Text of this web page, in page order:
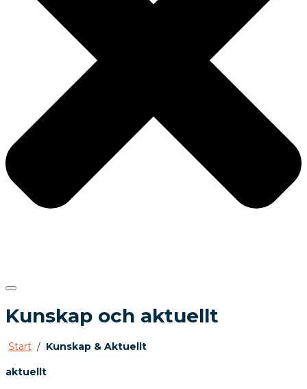
Kunskap och aktuellt
Start / Kunskap & Aktuellt
aktuellt